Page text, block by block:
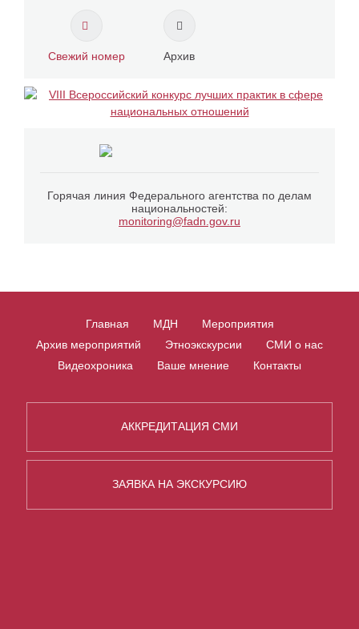
Свежий номер Архив
Горячая линия Федерального агентства по делам
национальностей:
monitoring@fadn.gov.ru
Главная МДН
Мероприятия
Архив мероприятий
Этноэкскурсии
СМИ о нас
Видеохроника
Ваше мнение Контакты
АККРЕДИТАЦИЯ СМИ
ЗАЯВКА НА ЭКСКУРСИЮ